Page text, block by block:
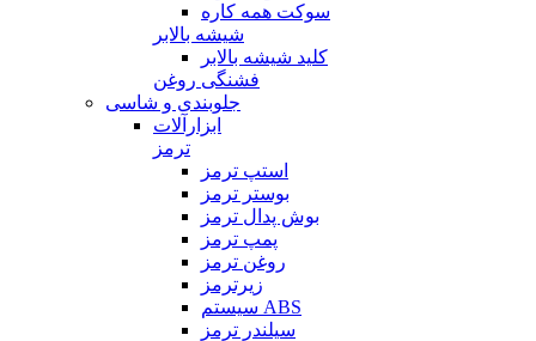
سوکت همه کاره
شیشه بالابر
کلید شیشه بالابر
فشنگی روغن
جلوبندی و شاسی
ابزارآلات
ترمز
استپ ترمز
بوستر ترمز
بوش پدال ترمز
پمپ ترمز
روغن ترمز
زیرترمز
سیستم ABS
سیلندر ترمز